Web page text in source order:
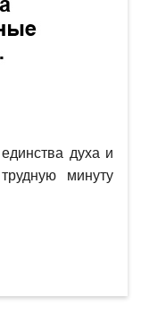
духа и
минуту